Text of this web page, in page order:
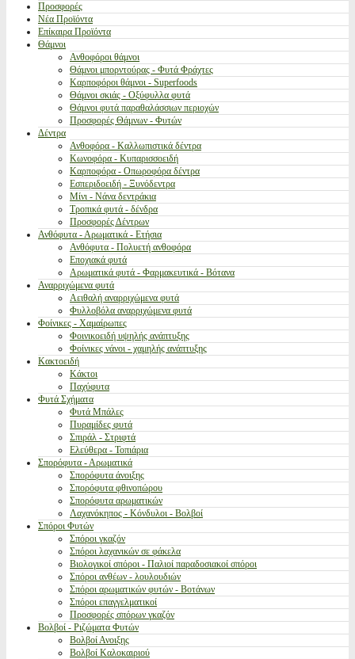
Προσφορές
Νέα Προϊόντα
Επίκαιρα Προϊόντα
Θάμνοι
Ανθοφόροι θάμνοι
Θάμνοι μπορντούρας - Φυτά Φράχτες
Καρποφόροι θάμνοι - Superfoods
Θάμνοι σκιάς - Οξύφυλλα φυτά
Θάμνοι φυτά παραθαλάσσιων περιοχών
Προσφορές Θάμνων - Φυτών
Δέντρα
Ανθοφόρα - Καλλωπιστικά δέντρα
Κωνοφόρα - Κυπαρισσοειδή
Καρποφόρα - Οπωροφόρα δέντρα
Εσπεριδοειδή - Ξυνόδεντρα
Μίνι - Νάνα δεντράκια
Τροπικά φυτά - δένδρα
Προσφορές Δέντρων
Ανθόφυτα - Αρωματικά - Ετήσια
Ανθόφυτα - Πολυετή ανθοφόρα
Εποχιακά φυτά
Αρωματικά φυτά - Φαρμακευτικά - Βότανα
Αναρριχώμενα φυτά
Αειθαλή αναρριχώμενα φυτά
Φυλλοβόλα αναρριχώμενα φυτά
Φοίνικες - Χαμαίρωπες
Φοινικοειδή υψηλής ανάπτυξης
Φοίνικες νάνοι - χαμηλής ανάπτυξης
Κακτοειδή
Κάκτοι
Παχύφυτα
Φυτά Σχήματα
Φυτά Μπάλες
Πυραμίδες φυτά
Σπιράλ - Στριφτά
Ελεύθερα - Τοπιάρια
Σπορόφυτα - Αρωματικά
Σπορόφυτα άνοιξης
Σπορόφυτα φθινοπώρου
Σπορόφυτα αρωματικών
Λαχανόκηπος - Κόνδυλοι - Βολβοί
Σπόροι Φυτών
Σπόροι γκαζόν
Σπόροι λαχανικών σε φάκελα
Βιολογικοί σπόροι - Παλιοί παραδοσιακοί σπόροι
Σπόροι ανθέων - λουλουδιών
Σπόροι αρωματικών φυτών - Βοτάνων
Σπόροι επαγγελματικοί
Προσφορές σπόρων γκαζόν
Βολβοί - Ριζώματα Φυτών
Βολβοί Ανοιξης
Βολβοί Καλοκαιριού